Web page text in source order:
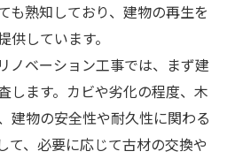
も熟知しており、建物の再生を
しています。
ノベーション工事では、まず建
します。カビや劣化の程度、木
建物の安全性や耐久性に関わる
て、必要に応じて古材の交換や